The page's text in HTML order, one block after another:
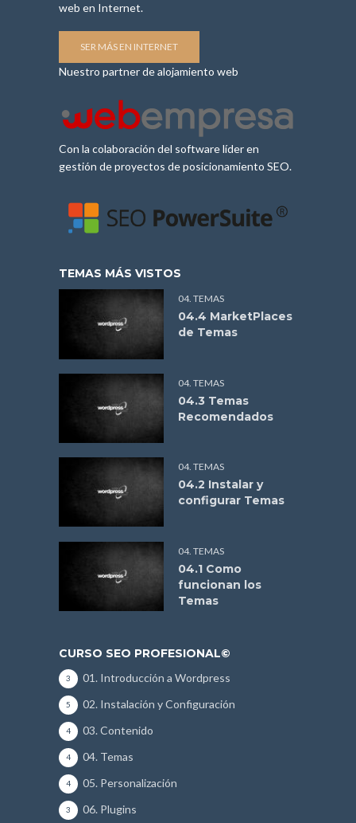
web en Internet.
SER MÁS EN INTERNET
Nuestro partner de alojamiento web
Con la colaboración del software líder en
gestión de proyectos de posicionamiento SEO.
TEMAS MÁS VISTOS
04. TEMAS
04.4 MarketPlaces
de Temas
04. TEMAS
04.3 Temas
Recomendados
04. TEMAS
04.2 Instalar y
configurar Temas
04. TEMAS
04.1 Como
funcionan los
Temas
CURSO SEO PROFESIONAL©
01. Introducción a Wordpress
3
02. Instalación y Configuración
5
03. Contenido
4
04. Temas
4
05. Personalización
4
06. Plugins
3